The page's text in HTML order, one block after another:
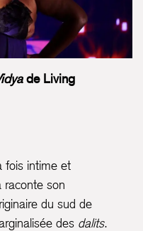
de Living
fois intime et
raconte son
du sud de
des dalits.